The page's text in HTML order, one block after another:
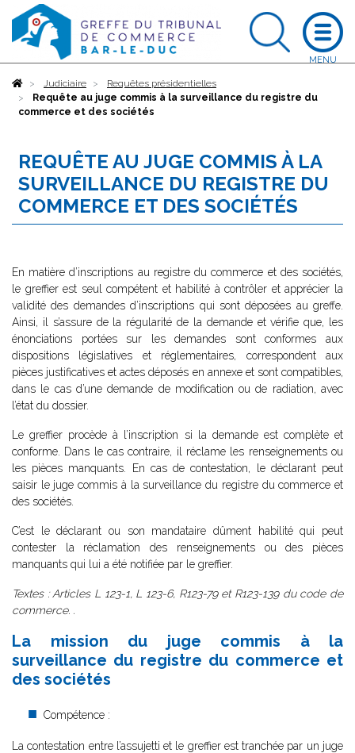
AccueilJudiciaire
Requêtes présidentielles
Requête au juge commis à la surveillance du registre du
commerce et des sociétés
REQUÊTE AU JUGE COMMIS À LA
SURVEILLANCE DU REGISTRE DU
COMMERCE ET DES SOCIÉTÉS
En matière d’inscriptions au registre du commerce et des sociétés,
le greffier est seul compétent et habilité à contrôler et apprécier la
validité des demandes d’inscriptions qui sont déposées au greffe.
Ainsi, il s’assure de la régularité de la demande et vérifie que, les
énonciations portées sur les demandes sont conformes aux
dispositions législatives et réglementaires, correspondent aux
pièces justificatives et actes déposés en annexe et sont compatibles,
dans le cas d’une demande de modification ou de radiation, avec
l’état du dossier.
Le greffier procède à l’inscription si la demande est complète et
conforme. Dans le cas contraire, il réclame les renseignements ou
les pièces manquants. En cas de contestation, le déclarant peut
saisir le juge commis à la surveillance du registre du commerce et
des sociétés.
C’est le déclarant ou son mandataire dûment habilité qui peut
contester la réclamation des renseignements ou des pièces
manquants qui lui a été notifiée par le greffier.
Textes : Articles L 123-1, L 123-6, R123-79 et R123-139 du code de
commerce. .
La mission du juge commis à la
surveillance du registre du commerce et
des sociétés
Compétence :
La contestation entre l’assujetti et le greffier est tranchée par un juge